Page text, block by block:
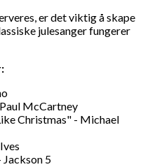
er det viktig å skape
julesanger fungerer
McCartney
Christmas" - Michael
Jackson 5